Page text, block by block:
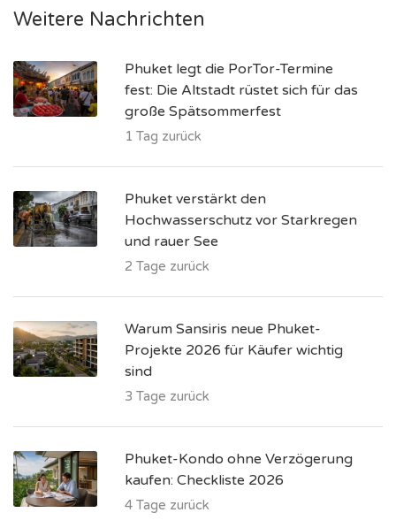
Weitere Nachrichten
Phuket legt die PorTor-Termine
fest: Die Altstadt rüstet sich für das
große Spätsommerfest
1 Tag zurück
Phuket verstärkt den
Hochwasserschutz vor Starkregen
und rauer See
2 Tage zurück
Warum Sansiris neue Phuket-
Projekte 2026 für Käufer wichtig
sind
3 Tage zurück
Phuket-Kondo ohne Verzögerung
kaufen: Checkliste 2026
4 Tage zurück